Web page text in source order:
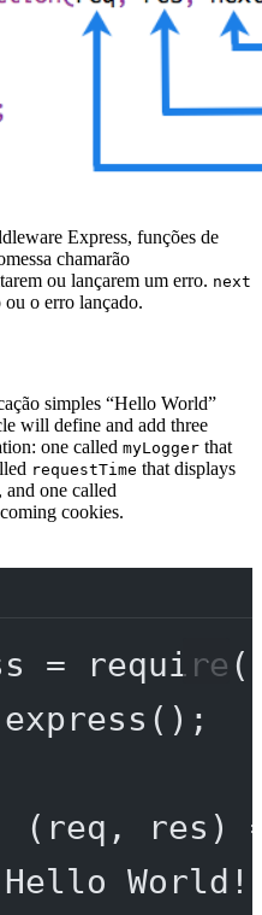
Express, funções de
chamarão
ou lançarem um erro. next
o erro lançado.
simples “Hello World”
will define and add three
one called myLogger that
requestTime that displays
and one called
cookies.
= require (
express ();
( req , res )